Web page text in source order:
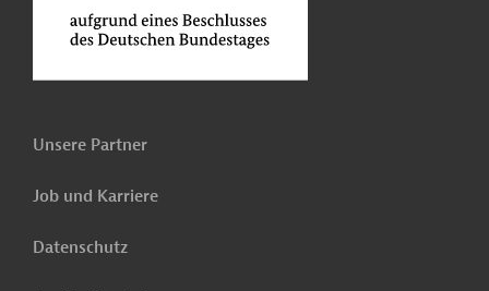
Unsere Partner
Job und Karriere
Datenschutz